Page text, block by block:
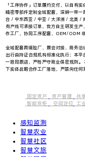
「工序协作」订单履约交付，以自有
精密零部件定制全域配套，深耕一带
台 / 中东西亚 / 中亚 / 大洋洲 / 北美 /
有产线可承接订单，我方自主研发生
作工厂，协同工序配套、OEM/ODM
全域配套跨境验厂、展会对接、商务
出行由持证合规机构标准化执行；本平
一陪同跟进，严格严守商业保密规则
下实体战略合作工厂落地，严禁向任何
固定资产 资产管理 共
智能货柜
空间定位 工
感知监测
智慧农业
智慧社区
智慧文旅